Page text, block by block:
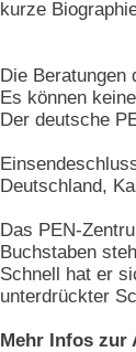
kurze
Die Beratungen
Es können
Der deutsche
Deutschland,
Das PEN-
Buchstaben
Schnell hat er
unterdrückter
Mehr Infos zur